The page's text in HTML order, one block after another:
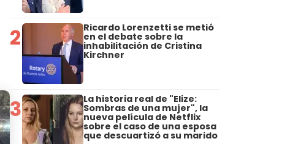
2 Ricardo Lorenzetti se metió
en el debate sobre la
inhabilitación de Cristina
Kirchner
3 La historia real de "Elize:
Sombras de una mujer", la
nueva película de Netflix
sobre el caso de una esposa
que descuartizó a su marido